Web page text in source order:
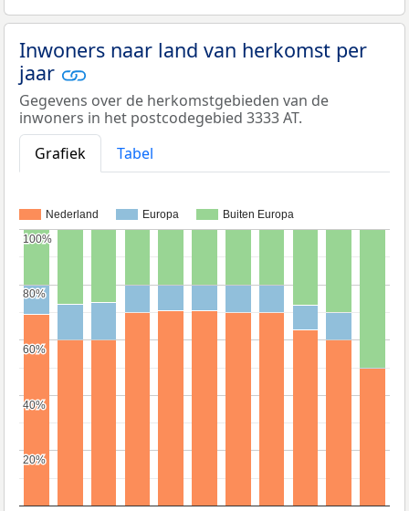
Inwoners naar land van herkomst per
jaar
Gegevens over de herkomstgebieden van de
inwoners in het postcodegebied 3333 AT.
Grafiek
Tabel
Nederland Europa Buiten Europa
20%
20%
40%
40%
60%
60%
80%
80%
100%
100%